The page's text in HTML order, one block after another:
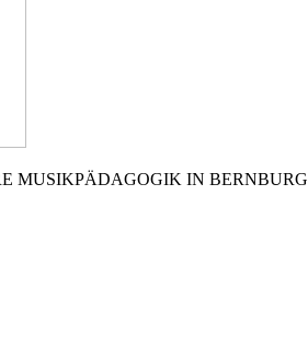
MUSIKPÄDAGOGIK IN BERNBURG